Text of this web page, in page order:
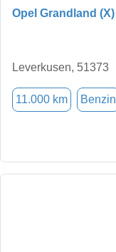
Opel Grandland (X)
Leverkusen, 51373
11.000 km Benzin